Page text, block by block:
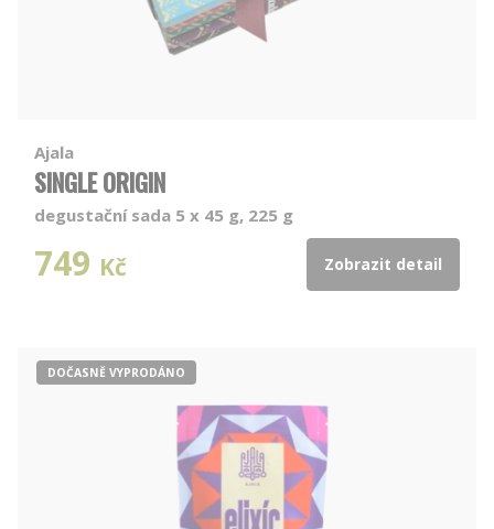
Ajala
SINGLE ORIGIN
degustační sada 5 x 45 g, 225 g
749 Kč Zobrazit detail
DOČASNĚ VYPRODÁNO